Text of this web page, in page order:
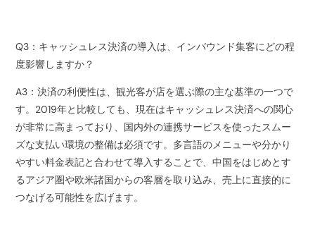
Q3：キャッシュレス決済の導入は、インバウンド集客にどの程
度影響しますか？
A3：決済の利便性は、観光客が店を選ぶ際の主な基準の一つで
す。2019年と比較しても、現在はキャッシュレス決済への関心
が非常に高まっており、国内外の連携サービスを使ったスムー
ズな支払い環境の整備は必須です。多言語のメニューや分かり
やすい料金表記と合わせて導入することで、中国をはじめとす
るアジア圏や欧米諸国からの客層を取り込み、売上に直接的に
つなげる可能性を広げます。